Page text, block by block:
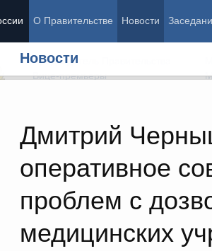
О Правительстве Новости
Новости
Дмитрий
оперативное
проблем с
медицинских
Председатель Правительства
Вице-премьеры
Демография
Здоровье
Культура
Государство